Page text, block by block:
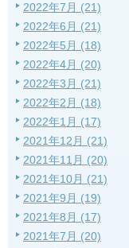
2022年7月 (21)
2022年6月 (21)
2022年5月 (18)
2022年4月 (20)
2022年3月 (21)
2022年2月 (18)
2022年1月 (17)
2021年12月 (21)
2021年11月 (20)
2021年10月 (21)
2021年9月 (19)
2021年8月 (17)
2021年7月 (20)